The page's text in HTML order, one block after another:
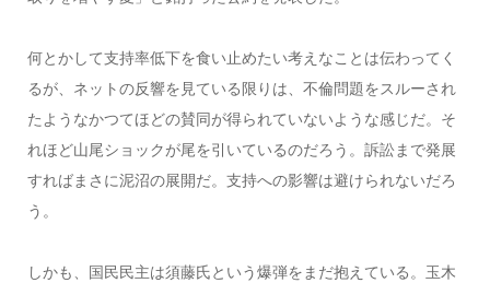
何とかして支持率低下を食い止めたい考えなことは伝わってく
るが、ネットの反響を見ている限りは、不倫問題をスルーされ
たようなかつてほどの賛同が得られていないような感じだ。そ
れほど山尾ショックが尾を引いているのだろう。訴訟まで発展
すればまさに泥沼の展開だ。支持への影響は避けられないだろ
う。
しかも、国民民主は須藤氏という爆弾をまだ抱えている。玉木